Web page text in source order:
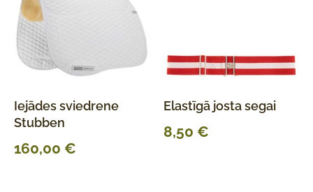
Iejādes sviedrene
Stubben
160,00 €
Elastīgā josta segai
8,50 €